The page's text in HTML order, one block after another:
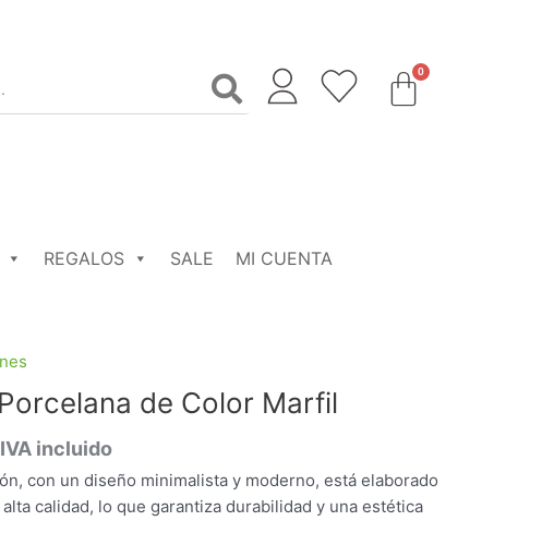
REGALOS SALE MI CUENTA
de Color Marfil
IVA incluido
con un diseño minimalista y moderno, está elaborado
calidad, lo que garantiza durabilidad y una estética